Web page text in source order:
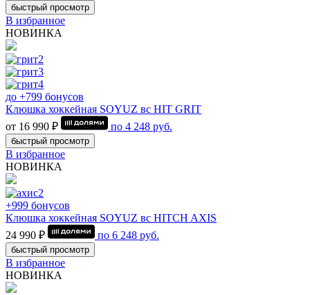
быстрый просмотр
В избранное
НОВИНКА
до +799 бонусов
Клюшка хоккейная SOYUZ вс HIT GRIT
от 16 990 ₽
по 4 248 руб.
быстрый просмотр
В избранное
НОВИНКА
+999 бонусов
Клюшка хоккейная SOYUZ вс HITCH AXIS
24 990 ₽
по 6 248 руб.
быстрый просмотр
В избранное
НОВИНКА